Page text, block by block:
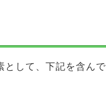
として、下記を含んで